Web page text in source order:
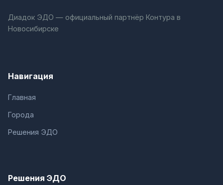
Диадок ЭДО — официальный партнёр Контура в
Новосибирске
Навигация
Главная
Города
Решения ЭДО
Решения ЭДО